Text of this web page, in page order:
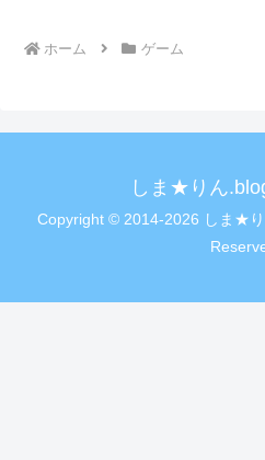
ホーム ゲーム
しま★りん
Copyright © 2014-2026 しま★